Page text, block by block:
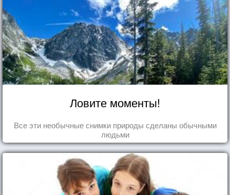
Ловите моменты!
Все эти необычные снимки природы сделаны обычными
людьми